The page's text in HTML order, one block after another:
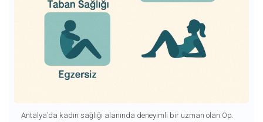
Antalya’da kadın sağlığı alanında deneyimli bir uzman olan Op.